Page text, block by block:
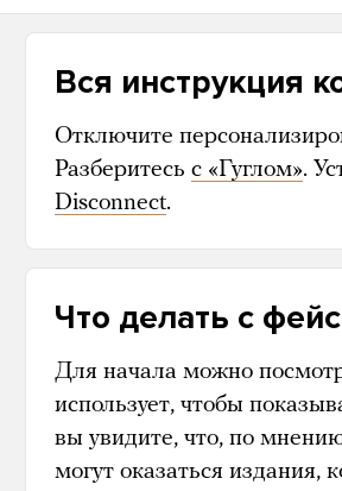
Вся инструкция
Отключите
Разберитесь с «Гуглом».
Disconnect.
Что делать с
Для начала можно
использует, чтобы
вы увидите, что, по
могут оказаться издания,